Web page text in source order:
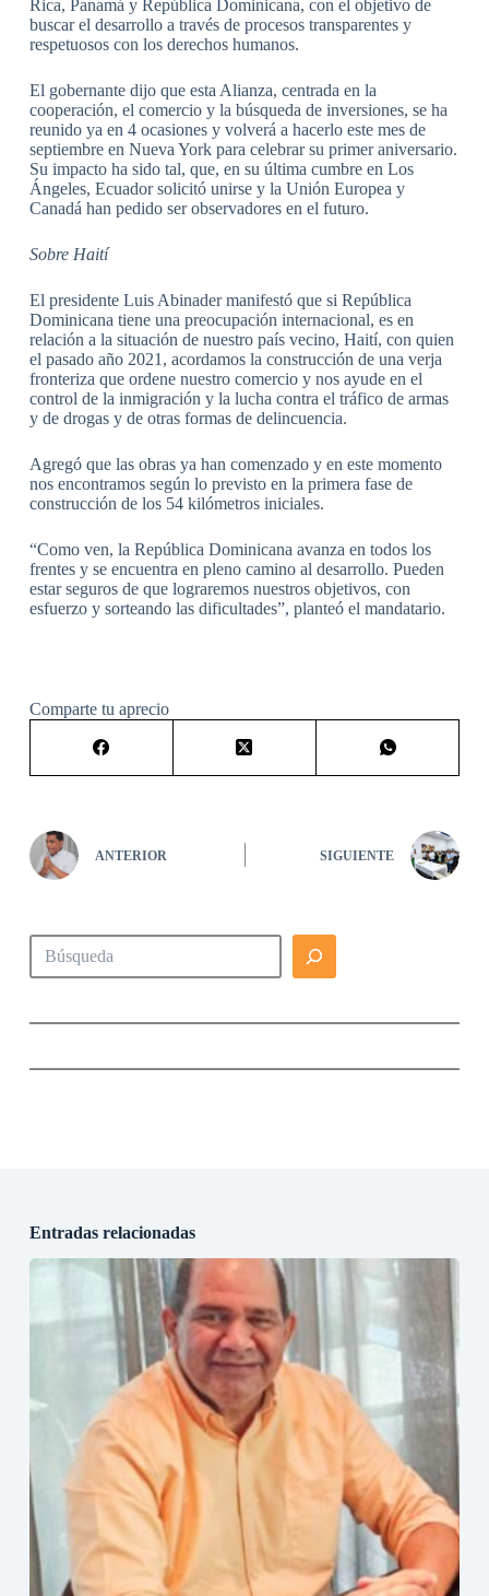
Rica, Panamá y República Dominicana, con el objetivo de
buscar el desarrollo a través de procesos transparentes y
respetuosos con los derechos humanos.
El gobernante dijo que esta Alianza, centrada en la
cooperación, el comercio y la búsqueda de inversiones, se ha
reunido ya en 4 ocasiones y volverá a hacerlo este mes de
septiembre en Nueva York para celebrar su primer aniversario.
Su impacto ha sido tal, que, en su última cumbre en Los
Ángeles, Ecuador solicitó unirse y la Unión Europea y
Canadá han pedido ser observadores en el futuro.
Sobre Haití
El presidente Luis Abinader manifestó que si República
Dominicana tiene una preocupación internacional, es en
relación a la situación de nuestro país vecino, Haití, con quien
el pasado año 2021, acordamos la construcción de una verja
fronteriza que ordene nuestro comercio y nos ayude en el
control de la inmigración y la lucha contra el tráfico de armas
y de drogas y de otras formas de delincuencia.
Agregó que las obras ya han comenzado y en este momento
nos encontramos según lo previsto en la primera fase de
construcción de los 54 kilómetros iniciales.
“Como ven, la República Dominicana avanza en todos los
frentes y se encuentra en pleno camino al desarrollo. Pueden
estar seguros de que lograremos nuestros objetivos, con
esfuerzo y sorteando las dificultades”, planteó el mandatario.
Comparte tu aprecio
ANTERIOR SIGUIENTE
Buscar
Entradas relacionadas